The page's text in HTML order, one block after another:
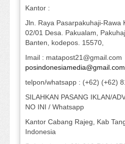
Kantor :
Jln. Raya Pasarpakuhaji-Rawa
02/01 Desa. Pakualam,
Banten, kodepos. 15570,
Imail : matapost21@gmail.com
posindonesiamedia@gmail.com
telpon/whatsapp : (+62) (+62)
SILAHKAN PASANG IKLAN/
NO INI / Whatsapp
Kantor Cabang Rajeg, Kab
Indonesia